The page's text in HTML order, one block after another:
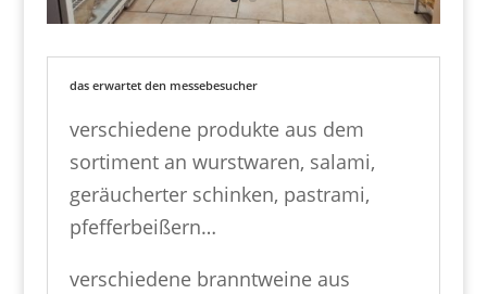
das erwartet den messebesucher
verschiedene produkte aus dem
sortiment an wurstwaren, salami,
geräucherter schinken, pastrami,
pfefferbeißern…
verschiedene branntweine aus